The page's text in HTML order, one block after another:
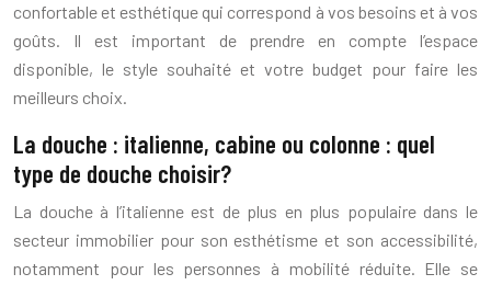
confortable et esthétique qui correspond à vos besoins et à vos
goûts. Il est important de prendre en compte l’espace
disponible, le style souhaité et votre budget pour faire les
meilleurs choix.
La douche : italienne, cabine ou colonne : quel
type de douche choisir?
La douche à l’italienne est de plus en plus populaire dans le
secteur immobilier pour son esthétisme et son accessibilité,
notamment pour les personnes à mobilité réduite. Elle se